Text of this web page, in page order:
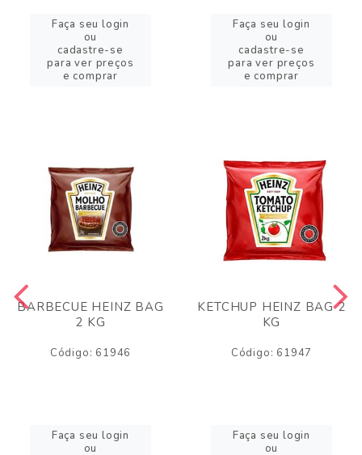
Faça seu login
ou
cadastre-se
para ver preços
e comprar
Faça seu login
ou
cadastre-se
para ver preços
e comprar
BARBECUE HEINZ BAG
2 KG
Código: 61946
Faça seu login
ou
KETCHUP HEINZ BAG 2
KG
Código: 61947
Faça seu login
ou